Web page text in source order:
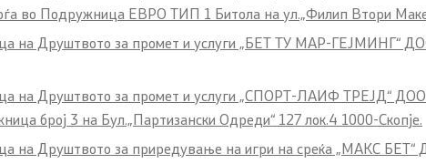
во Подружница ЕВРО ТИП 1 Битола на ул.„Филип Втори
на Друштвото за промет и услуги „БЕТ ТУ МАР-ГЕЈМИНГ“
на Друштвото за промет и услуги „СПОРТ-ЛАИФ ТРЕЈД“ ДОО
број 3 на Бул.„Партизански Одреди“ 127 лок.4 1000-Скопје.
на Друштвото за приредување на игри на среќа „МАКС БЕТ“